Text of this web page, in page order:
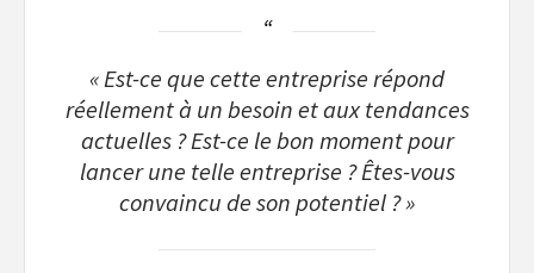
« Est-ce que cette entreprise répond
réellement à un besoin et aux tendances
actuelles ? Est-ce le bon moment pour
lancer une telle entreprise ? Êtes-vous
convaincu de son potentiel ? »